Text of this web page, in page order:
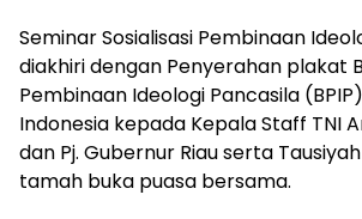
Seminar Sosialisasi Pembinaan
diakhiri dengan Penyerahan plakat
Pembinaan Ideologi Pancasila
Indonesia kepada Kepala Staff TNI
dan Pj. Gubernur Riau serta
tamah buka puasa bersama.